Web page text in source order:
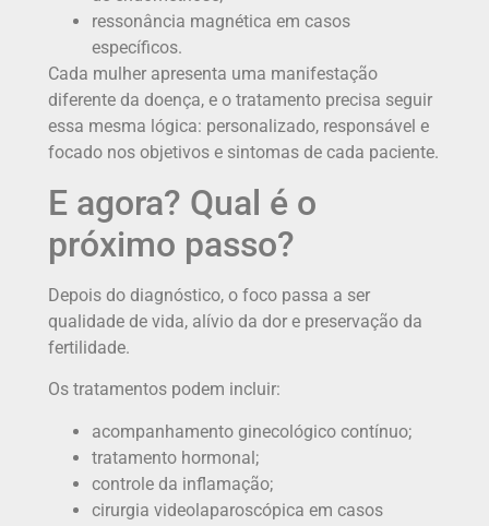
ressonância magnética em casos
específicos.
Cada mulher apresenta uma manifestação
diferente da doença, e o tratamento precisa seguir
essa mesma lógica: personalizado, responsável e
focado nos objetivos e sintomas de cada paciente.
E agora? Qual é o
próximo passo?
Depois do diagnóstico, o foco passa a ser
qualidade de vida, alívio da dor e preservação da
fertilidade.
Os tratamentos podem incluir:
acompanhamento ginecológico contínuo;
tratamento hormonal;
controle da inflamação;
cirurgia videolaparoscópica em casos